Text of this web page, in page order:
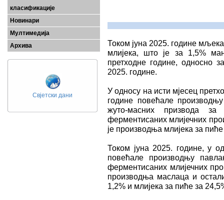
класификације
Новинари
Мултимедија
Архива
Свјетски дани
Током јуна 2025. године
млијека, што је за 1,5%
претходне године, односно
2025. године.
У односу на исти мјесец
године повећале
жуто-масних призвода
ферментисаних млијечних
је производња млијека за
Током јуна 2025. године, у
повећале производњу
ферментисаних млијечних
производња маслаца и
1,2% и млијека за пиће за